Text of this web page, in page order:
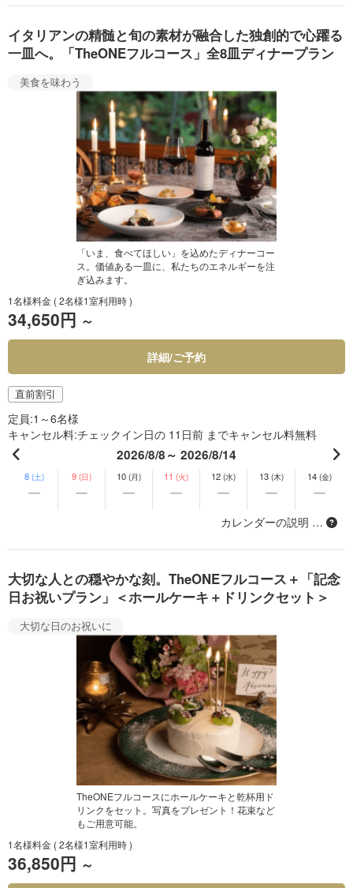
イタリアンの精髄と旬の素材が融合した独創的で心躍る
一皿へ。「TheONEフルコース」全8皿ディナープラン
美食を味わう
「いま、食べてほしい」を込めたディナーコー
ス。価値ある一皿に、私たちのエネルギーを注
ぎ込みます。
1名様料金 ( 2名様1室利用時 )
34,650円 ～
詳細/ご予約
直前割引
定員 1～6名様
キャンセル料 チェックイン日の 11日前 までキャンセル料無料
2026/8/8～ 2026/8/14
8 (土) 9 (日) 10 (月) 11 (火) 12 (水) 13 (木) 14 (金)
カレンダーの説明 …
大切な人との穏やかな刻。TheONEフルコース＋「記念
日お祝いプラン」＜ホールケーキ＋ドリンクセット＞
大切な日のお祝いに
TheONEフルコースにホールケーキと乾杯用ド
リンクをセット。写真をプレゼント！花束など
もご用意可能。
1名様料金 ( 2名様1室利用時 )
36,850円 ～